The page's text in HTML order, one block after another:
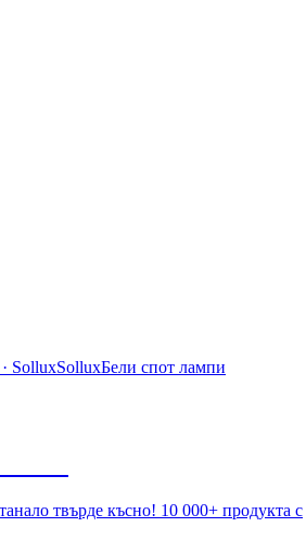
SolluxSolluxБели спот лампи
твърде късно! 10 000+ продукта с